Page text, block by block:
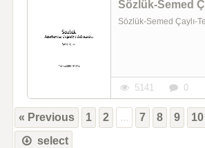
Sözlük-Semed
Sözlük-Semed Çaylı-
5141 0
« Previous 1 2 ... 7 8 9 10
select